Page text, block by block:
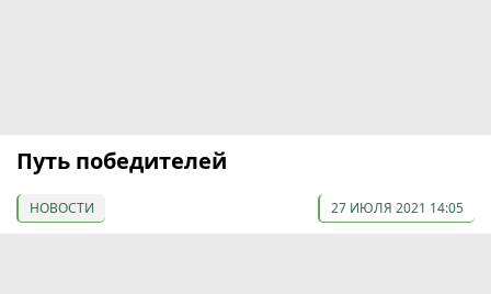
Путь победителей
НОВОСТИ 27 ИЮЛЯ 2021 14:05